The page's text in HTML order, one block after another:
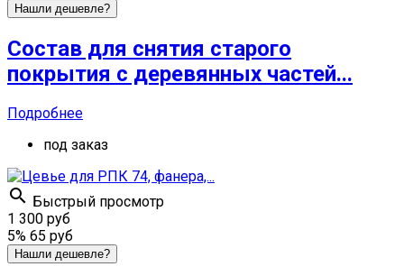
Нашли дешевле?
Состав для снятия старого
покрытия с деревянных частей...
Подробнее
под заказ
 Быстрый просмотр
1 300 руб
5% 65 руб
Нашли дешевле?